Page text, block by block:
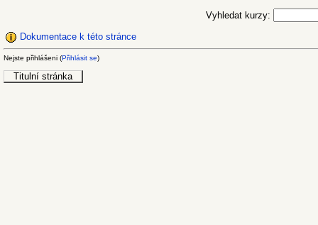
Vyhledat kurzy:
Dokumentace k této stránce
Nejste přihlášeni (Přihlásit se)
Titulní stránka